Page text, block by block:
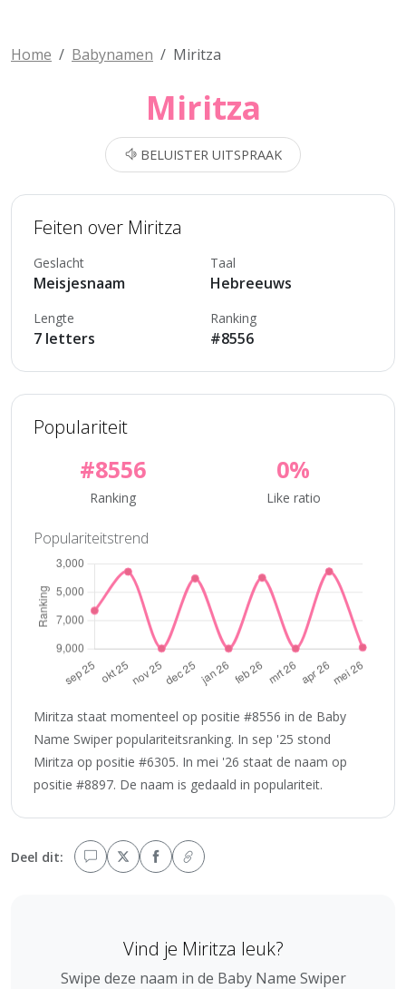
Home Babynamen Miritza
Miritza
BELUISTER UITSPRAAK
Feiten over Miritza
Geslacht
Meisjesnaam
Taal
Hebreeuws
Lengte
7 letters
Ranking
#8556
Populariteit
#8556
Ranking
0%
Like ratio
Populariteitstrend
Miritza staat momenteel op positie #8556 in de Baby
Name Swiper populariteitsranking. In sep '25 stond
Miritza op positie #6305. In mei '26 staat de naam op
positie #8897. De naam is gedaald in populariteit.
Deel dit:
Vind je Miritza leuk?
Swipe deze naam in de Baby Name Swiper